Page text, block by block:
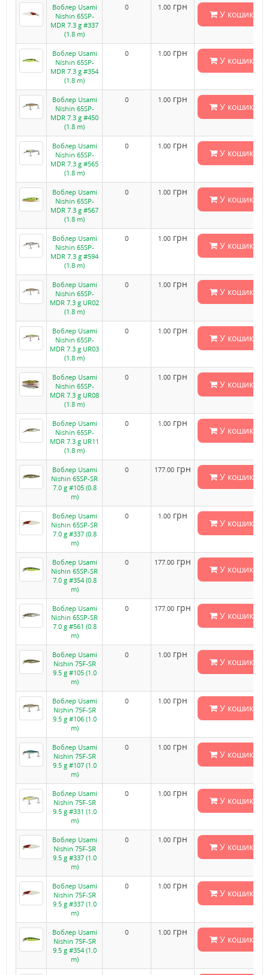
Воблер Usami
Nishin 65SP-
MDR 7.3 g #337
(1.8 m)
0 1.00 грн
У кошик
Воблер Usami
Nishin 65SP-
MDR 7.3 g #354
(1.8 m)
0 1.00 грн
У кошик
Воблер Usami
Nishin 65SP-
MDR 7.3 g #450
(1.8 m)
0 1.00 грн
У кошик
Воблер Usami
Nishin 65SP-
MDR 7.3 g #565
(1.8 m)
0 1.00 грн
У кошик
Воблер Usami
Nishin 65SP-
MDR 7.3 g #567
(1.8 m)
0 1.00 грн
У кошик
Воблер Usami
Nishin 65SP-
MDR 7.3 g #594
(1.8 m)
0 1.00 грн
У кошик
Воблер Usami
Nishin 65SP-
MDR 7.3 g UR02
(1.8 m)
0 1.00 грн
У кошик
Воблер Usami
Nishin 65SP-
MDR 7.3 g UR03
(1.8 m)
0 1.00 грн
У кошик
Воблер Usami
Nishin 65SP-
MDR 7.3 g UR08
(1.8 m)
0 1.00 грн
У кошик
Воблер Usami
Nishin 65SP-
MDR 7.3 g UR11
(1.8 m)
0 1.00 грн
У кошик
Воблер Usami
Nishin 65SP-SR
7.0 g #105 (0.8
m)
0 177.00 грн
У кошик
Воблер Usami
Nishin 65SP-SR
7.0 g #337 (0.8
m)
0 1.00 грн
У кошик
Воблер Usami
Nishin 65SP-SR
7.0 g #354 (0.8
m)
0 177.00 грн
У кошик
Воблер Usami
Nishin 65SP-SR
7.0 g #561 (0.8
m)
0 177.00 грн
У кошик
Воблер Usami
Nishin 75F-SR
9.5 g #105 (1.0
m)
0 1.00 грн
У кошик
Воблер Usami
Nishin 75F-SR
9.5 g #106 (1.0
m)
0 1.00 грн
У кошик
Воблер Usami
Nishin 75F-SR
9.5 g #107 (1.0
m)
0 1.00 грн
У кошик
Воблер Usami
Nishin 75F-SR
9.5 g #331 (1.0
m)
0 1.00 грн
У кошик
Воблер Usami
Nishin 75F-SR
9.5 g #337 (1.0
m)
0 1.00 грн
У кошик
Воблер Usami
Nishin 75F-SR
9.5 g #337 (1.0
m)
0 1.00 грн
У кошик
Воблер Usami
Nishin 75F-SR
9.5 g #354 (1.0
m)
0 1.00 грн
У кошик